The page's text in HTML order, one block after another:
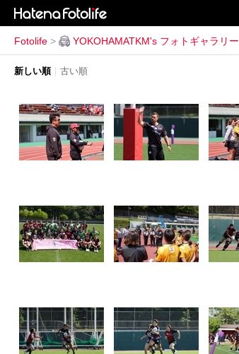
Fotolife > YOKOHAMATKM's フォトギャラリー
新しい順 古い順